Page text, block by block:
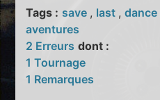
Tags : save , last ,dance
aventures
2 Erreurs dont :
1 Tournage
1 Remarques